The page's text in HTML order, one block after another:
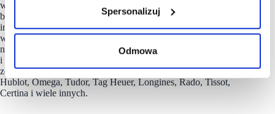
Spersonalizuj
Odmowa
w Polsce i za granicą oferuje najwyższej jakości złotą i srebrną
biżuterię, brylanty, kamienie szlachetne oraz autorskie kolekcje
inspirowane najnowszymi trendami.W.KRUKjest ekspertem
w dziedzinie zegarków. Ponad 185 lat tradycji oraz otwartość
na nowoczesne trendy czynią nas wiarygodnym
i profesjonalnym przedstawicielem światowych marek
zegarkowych: Rolex, Patek Philippe, Cartier, Chopard, Bulgari,
Hublot, Omega, Tudor, Tag Heuer, Longines, Rado, Tissot,
Certina i wiele innych.